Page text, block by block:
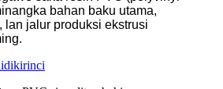
bahan baku utama,
lan jalur produksi ekstrusi
rinci